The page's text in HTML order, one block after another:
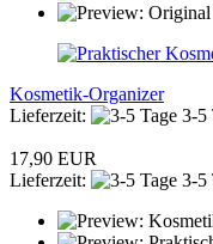
Kosmetik-Organizer
Lieferzeit:
3-5
17,90 EUR
Lieferzeit:
3-5